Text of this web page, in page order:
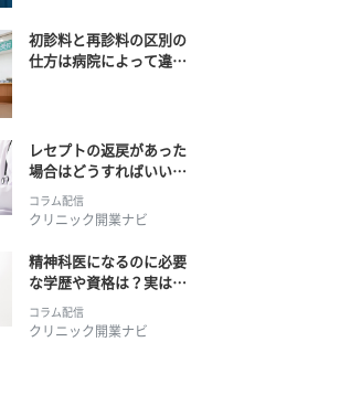
初診料と再診料の区別の
仕方は病院によって違
レセプトの返戻があった
場合はどうすればいい？
そのプロセスとは？
コラム配信
クリニック開業ナビ
精神科医になるのに必要
な学歴や資格は？実は学
士編入学からでも目指せ
る！
コラム配信
クリニック開業ナビ